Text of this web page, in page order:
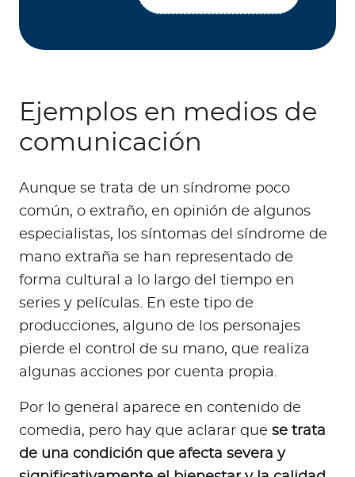
Ejemplos en medios de
comunicación
Aunque se trata de un síndrome poco
común, o extraño, en opinión de algunos
especialistas, los síntomas del síndrome de
mano extraña se han representado de
forma cultural a lo largo del tiempo en
series y películas. En este tipo de
producciones, alguno de los personajes
pierde el control de su mano, que realiza
algunas acciones por cuenta propia.
Por lo general aparece en contenido de
comedia, pero hay que aclarar que se trata
de una condición que afecta severa y